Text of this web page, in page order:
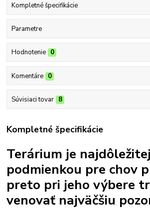
Kompletné špecifikácie
Parametre
Hodnotenie 0
Komentáre 0
Súvisiaci tovar 8
Kompletné špecifikácie
Terárium je
podmienkou pre chov
preto pri jeho výbere
venovať najväčšiu